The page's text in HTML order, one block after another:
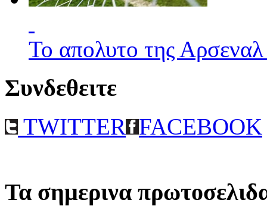
Το απολυτο της
Συνδεθειτε
TWITTER FACEBOOK
Τα σημερινα